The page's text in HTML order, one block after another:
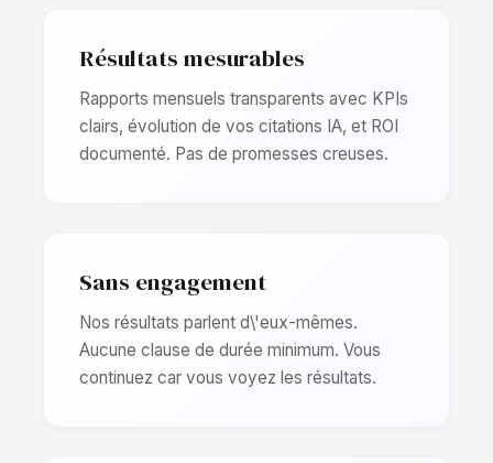
Résultats mesurables
Rapports mensuels transparents avec KPIs
clairs, évolution de vos citations IA, et ROI
documenté. Pas de promesses creuses.
Sans engagement
Nos résultats parlent d\'eux-mêmes.
Aucune clause de durée minimum. Vous
continuez car vous voyez les résultats.